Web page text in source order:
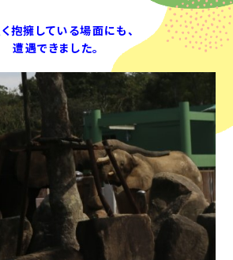
抱擁している場面にも、
遭遇できました。